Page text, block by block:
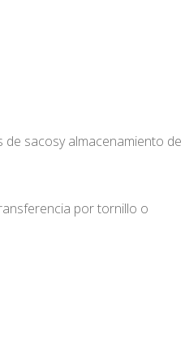
sacosy almacenamiento
por tornillo o